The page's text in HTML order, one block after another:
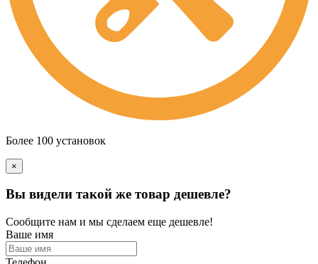
Более 100 установок
×
Вы видели такой же товар дешевле?
Сообщите нам и мы сделаем еще дешевле!
Ваше имя